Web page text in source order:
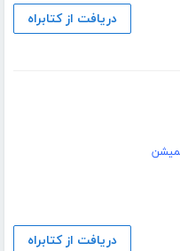
دریافت از کتابراه
دریافت از کتابراه